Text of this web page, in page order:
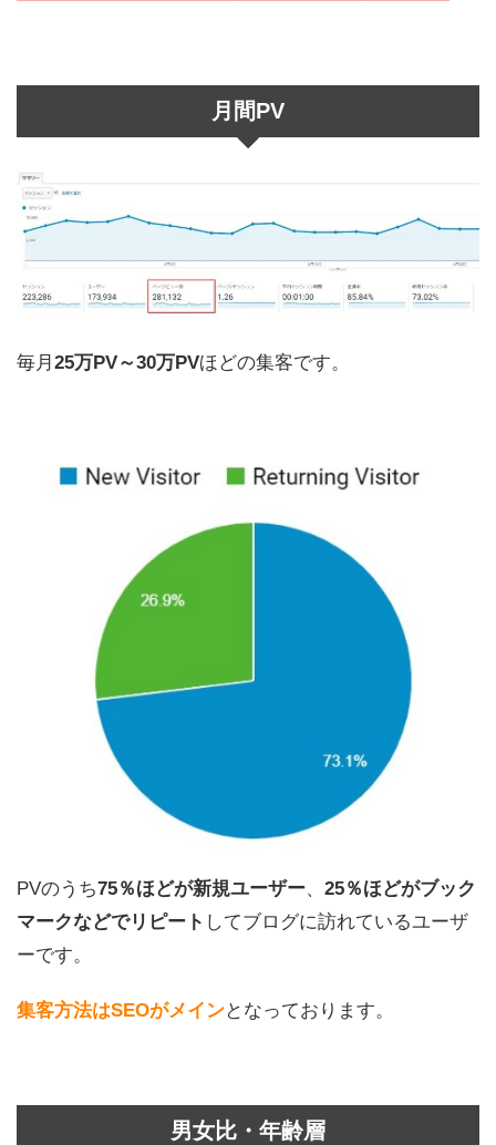
月間PV
毎月 25万PV～30万PVほどの集客です。
PVのうち75％ほどが新規ユーザー、 25％ほどがブック
マークなどでリピート してブログに訪れているユーザ
ーです。
集客方法はSEOがメインとなっております。
男女比・年齢層